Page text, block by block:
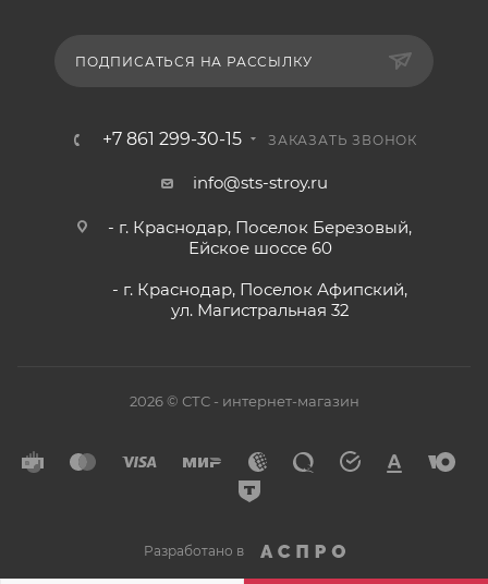
ПОДПИСАТЬСЯ НА РАССЫЛКУ
+7 861 299-30-15 ЗАКАЗАТЬ ЗВОНОК
info@sts-stroy.ru
- г. Краснодар, Поселок Березовый,
Ейское шоссе 60
- г. Краснодар, Поселок Афипский,
ул. Магистральная 32
2026 © СТС - интернет-магазин
Разработано в